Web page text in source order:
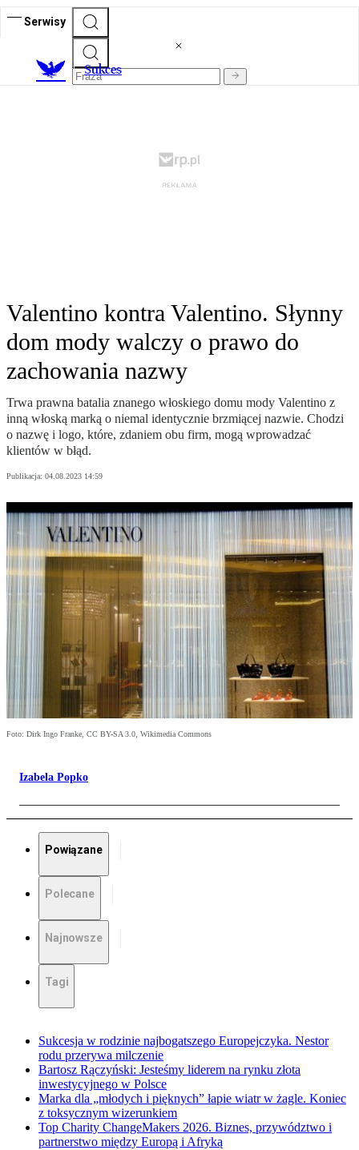
Serwisy
Sukces
Valentino kontra Valentino. Słynny
dom mody walczy o prawo do
zachowania nazwy
Trwa prawna batalia znanego włoskiego domu mody Valentino z
inną włoską marką o niemal identycznie brzmiącej nazwie. Chodzi
o nazwę i logo, które, zdaniem obu firm, mogą wprowadzać
klientów w błąd.
Publikacja: 04.08.2023 14:59
Foto: Dirk Ingo Franke, CC BY-SA 3.0, Wikimedia Commons
Izabela Popko
Powiązane
Polecane
Najnowsze
Tagi
Sukcesja w rodzinie najbogatszego Europejczyka. Nestor
rodu przerywa milczenie
Bartosz Rączyński: Jesteśmy liderem na rynku złota
inwestycyjnego w Polsce
Marka dla „młodych i pięknych” łapie wiatr w żagle. Koniec
z toksycznym wizerunkiem
Top Charity ChangeMakers 2026. Biznes, przywództwo i
partnerstwo między Europą i Afryką